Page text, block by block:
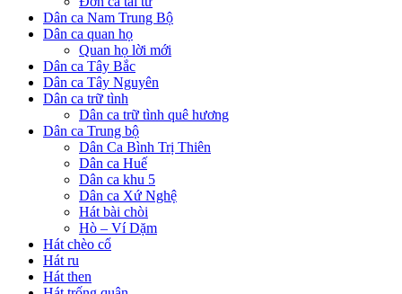
Dân ca Nam Trung Bộ
Dân ca quan họ
Quan họ lời mới
Dân ca Tây Bắc
Dân ca Tây Nguyên
Dân ca trữ tình
Dân ca trữ tình quê hương
Dân ca Trung bộ
Dân Ca Bình Trị Thiên
Dân ca Huế
Dân ca khu 5
Dân ca Xứ Nghệ
Hát bài chòi
Hò – Ví Dặm
Hát chèo cổ
Hát ru
Hát then